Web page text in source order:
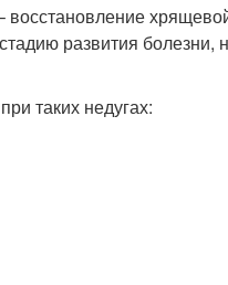
восстановление
развития болезни,
таких недугах: